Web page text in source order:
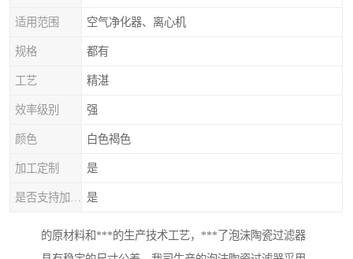
适用范围 空气净化器、离心机
规格 都有
工艺 精湛
效率级别 强
颜色 白色褐色
加工定制 是
是
的原材料和***的生产技术工艺，***了泡沫陶瓷过滤器